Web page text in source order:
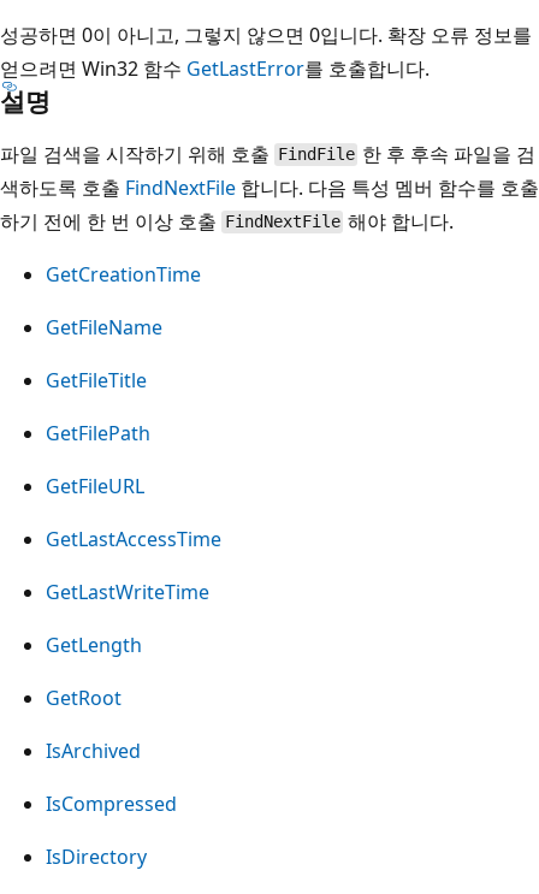
성공하면 0이 아니고, 그렇지 않으면 0입니다. 확장 오류 정보를
얻으려면 Win32 함수 GetLastError를 호출합니다.
설명
파일 검색을 시작하기 위해 호출 FindFile 한 후 후속 파일을 검
색하도록 호출 FindNextFile 합니다. 다음 특성 멤버 함수를 호출
하기 전에 한 번 이상 호출 FindNextFile 해야 합니다.
GetCreationTime
GetFileName
GetFileTitle
GetFilePath
GetFileURL
GetLastAccessTime
GetLastWriteTime
GetLength
GetRoot
IsArchived
IsCompressed
IsDirectory